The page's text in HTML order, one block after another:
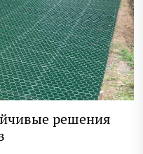
решения